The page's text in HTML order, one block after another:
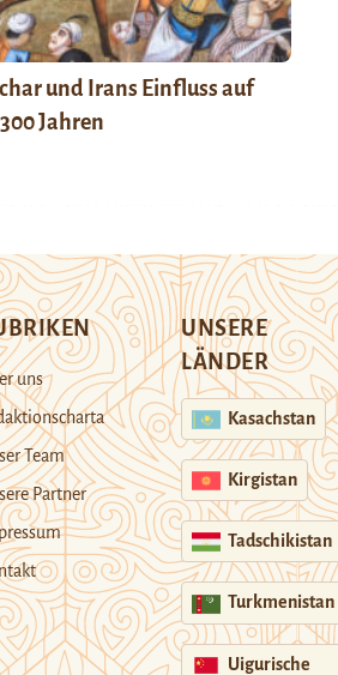
und Irans Einfluss auf
Jahren
uns
Team
Partner
UNSERE
LÄNDER
Kasachstan
Kirgistan
Tadschikistan
Turkmenistan
Uigurische